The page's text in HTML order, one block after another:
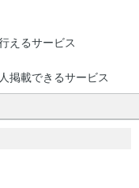
えるサービス
掲載できるサービス